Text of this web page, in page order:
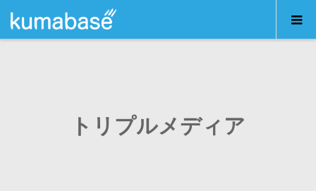
トリプルメディア